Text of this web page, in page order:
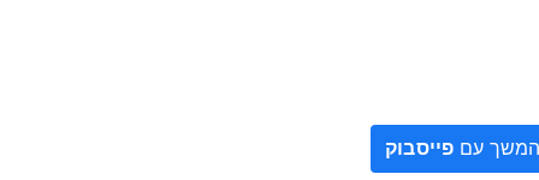
המשך עם פייסבוק